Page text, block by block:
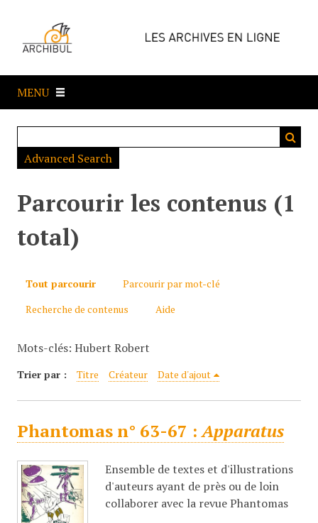
e
a
MENU
Advanced Search
Parcourir les contenus (1
total)
Tout parcourir
Parcourir par mot-clé
Recherche de contenus
Aide
Mots-clés: Hubert Robert
Trier par : Titre Créateur Date d'ajout
Phantomas n° 63-67 :Apparatus
Ensemble de textes et d'illustrations
d'auteurs ayant de près ou de loin
collaborer avec la revue Phantomas